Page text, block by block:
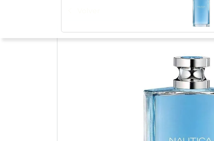
Dermocosmética
Cuidado del
Acondicionador
Geles & fijadores
Shampoo
Tinturas &
Tratamientos